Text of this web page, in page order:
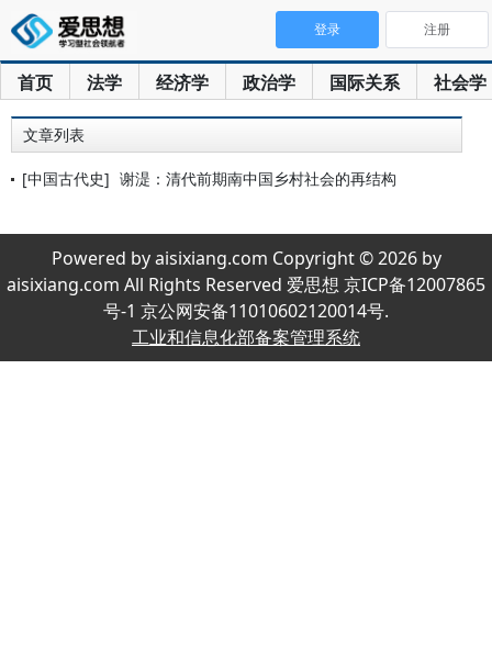
首页 法学 经济学 政治学 国际关系 社会学
登录 注册
文章列表
[中国古代史] 谢湜：清代前期南中国乡村社会的再结构
Powered by aisixiang.com Copyright © 2026 by
aisixiang.com All Rights Reserved 爱思想 京ICP备12007865
号-1 京公网安备11010602120014号.
工业和信息化部备案管理系统